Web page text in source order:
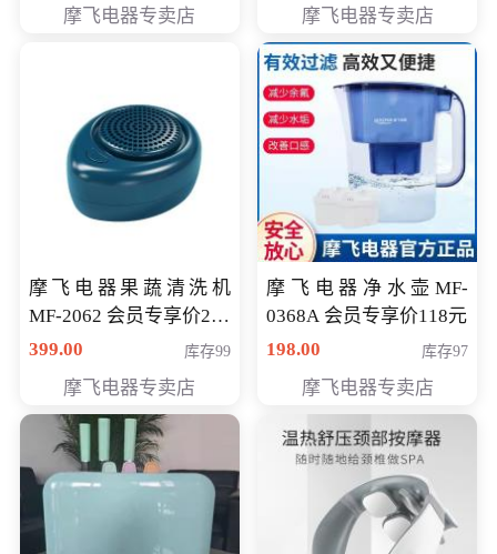
摩飞电器专卖店 摩飞电器专卖店
摩飞电器果蔬清洗机
MF-2062 会员专享价268
元
399.00 库存99
摩飞电器专卖店
摩飞电器净水壶MF-
0368A 会员专享价118元
198.00
库存97
摩飞电器专卖店